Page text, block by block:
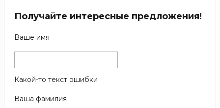
Получайте интересные предложения!
Ваше имя
Какой-то текст ошибки
Ваша фамилия